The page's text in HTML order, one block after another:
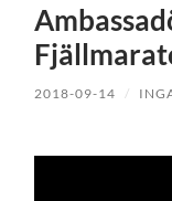
2018-09-14 /